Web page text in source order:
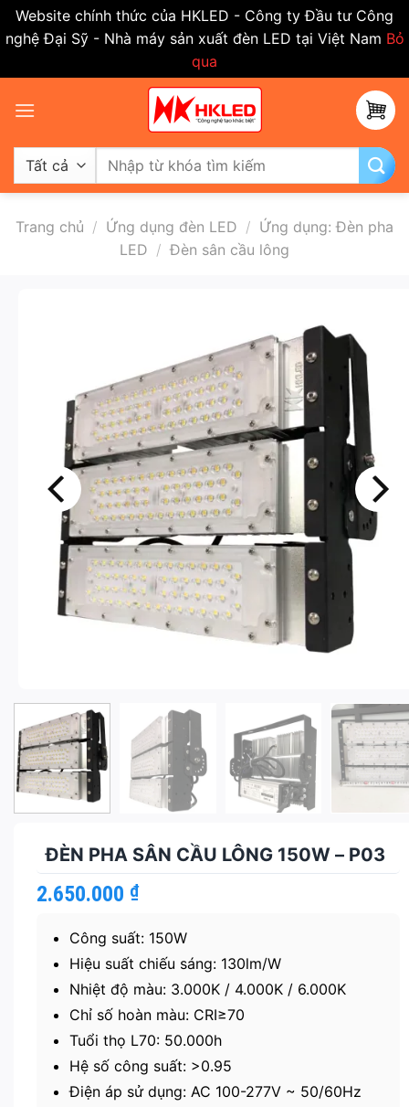
Website chính thức của HKLED - Công ty Đầu tư Công
nghệ Đại Sỹ - Nhà máy sản xuất đèn LED tại Việt Nam Bỏ
qua
qua
dung
Tìm
kiếm:
Trang chủ / Ứng dụng đèn LED / Ứng dụng: Đèn pha
LED / Đèn sân cầu lông
ĐÈN PHA SÂN CẦU LÔNG 150W – P03
2.650.000 ₫
Công suất: 150W
Hiệu suất chiếu sáng: 130lm/W
Nhiệt độ màu: 3.000K / 4.000K / 6.000K
Chỉ số hoàn màu: CRI≥70
Tuổi thọ L70: 50.000h
Hệ số công suất: >0.95
Điện áp sử dụng: AC 100-277V ~ 50/60Hz